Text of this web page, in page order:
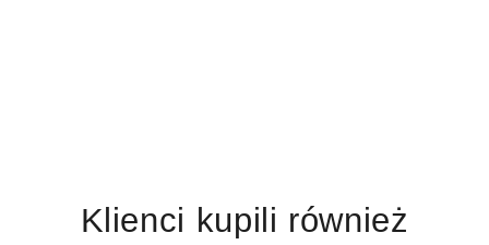
Klienci kupili również